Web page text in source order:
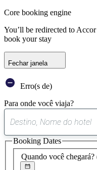
Core booking engine
You’ll be redirected to
book your stay
Fechar janela
Erro(s de)
Para onde você viaja?
Quando você chegará?
Booking Dates